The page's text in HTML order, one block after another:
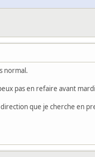
normal.
pas en refaire avant
que je cherche en